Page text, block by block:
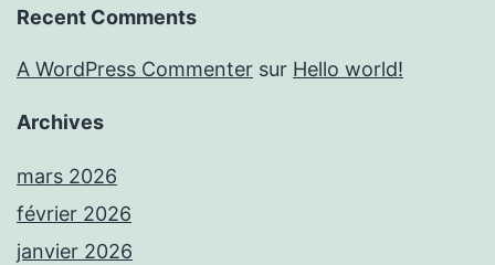
Recent Comments
A WordPress Commenter sur Hello world!
Archives
mars 2026
février 2026
janvier 2026